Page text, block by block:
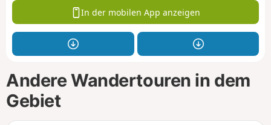
In der mobilen App anzeigen
Andere Wandertouren in dem
Gebiet